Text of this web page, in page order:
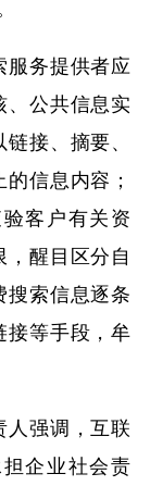
务提供者应
、公共信息实
接、摘要、
信息内容；
客户有关资
醒目区分自
索信息逐条
接等手段，牟
强调，互联
企业社会责